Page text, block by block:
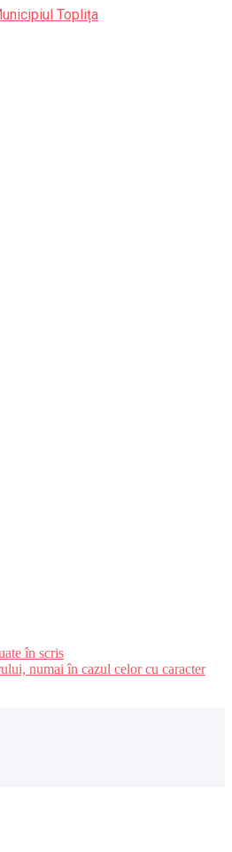
Toplița
în scris
numai în cazul celor cu caracter